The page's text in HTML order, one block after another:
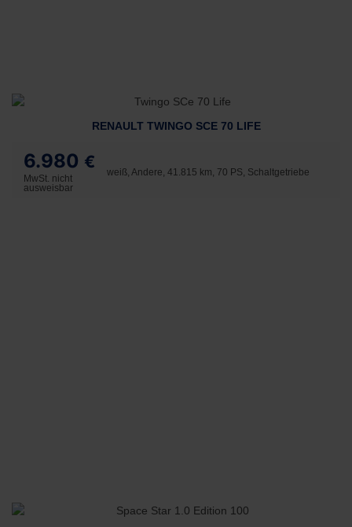
RENAULT TWINGO SCE 70 LIFE
6.980 €
MwSt. nicht
ausweisbar
weiß, Andere, 41.815 km, 70 PS, Schaltgetriebe